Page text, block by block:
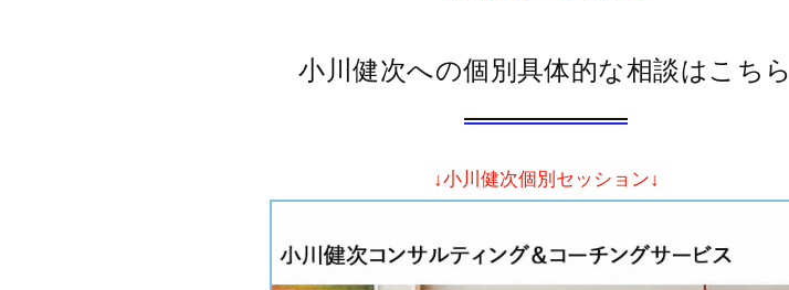
小川健次への個別具体的な相談はこちら
↓小川健次個別セッション↓